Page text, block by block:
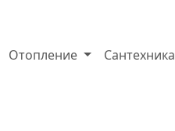
Отопление Сантехника